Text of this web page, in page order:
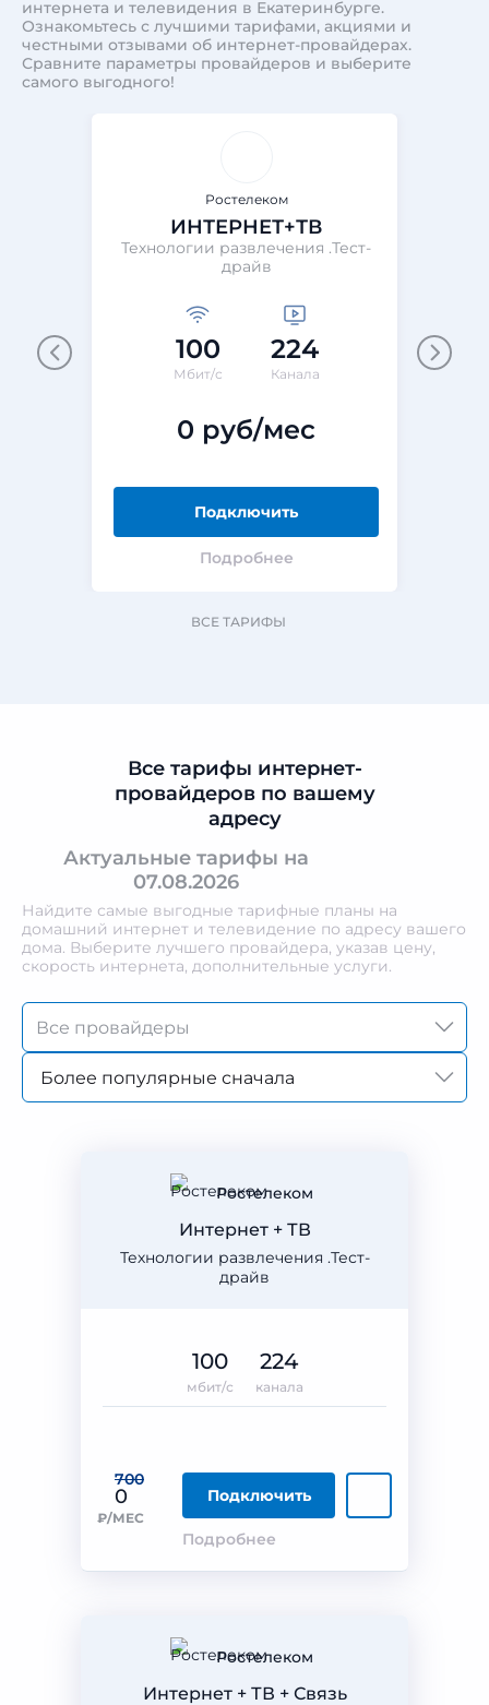
интернета и телевидения в Екатеринбурге.
Ознакомьтесь с лучшими тарифами, акциями и
честными отзывами об интернет-провайдерах.
Сравните параметры провайдеров и выберите
самого выгодного!
Ростелеком
ИНТЕРНЕТ+ТВ
Технологии развлечения .Тест-
драйв
100
Мбит/с
224
Канала
0 руб/мес
Подключить
Подробнее
ВСЕ ТАРИФЫ
Все тарифы интернет-
провайдеров по вашему
адресу
Актуальные тарифы на
07.08.2026
Найдите самые выгодные тарифные планы на
домашний интернет и телевидение по адресу вашего
дома. Выберите лучшего провайдера, указав цену,
скорость интернета, дополнительные услуги.
Более популярные сначала
Ростелеком
Технологии развлечения .Тест-
драйв
Интернет + ТВ
700
0
₽/МЕС
Подключить
Подробнее
100
мбит/с
224
канала
Ростелеком
Интернет + ТВ + Связь